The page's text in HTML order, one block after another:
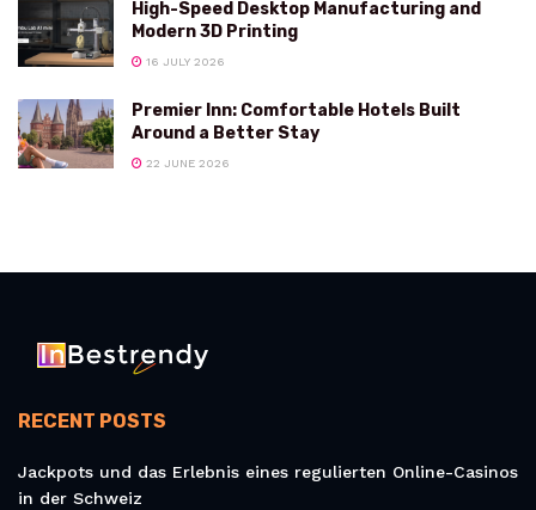
High-Speed Desktop Manufacturing and
Modern 3D Printing
16 JULY 2026
Premier Inn: Comfortable Hotels Built
Around a Better Stay
22 JUNE 2026
RECENT POSTS
Jackpots und das Erlebnis eines regulierten Online-Casinos
in der Schweiz